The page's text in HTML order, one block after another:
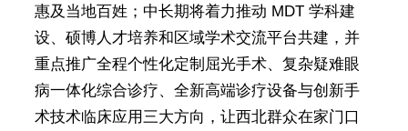
惠及当地百姓；中长期将着力推动 MDT 学科建
设、硕博人才培养和区域学术交流平台共建，并
重点推广全程个性化定制屈光手术、复杂疑难眼
病一体化综合诊疗、全新高端诊疗设备与创新手
术技术临床应用三大方向，让西北群众在家门口